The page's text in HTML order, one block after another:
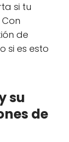
si tu
de
si es esto
su
de